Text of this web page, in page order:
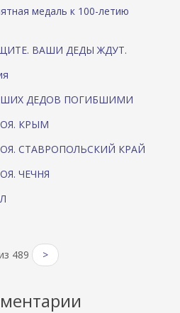
медаль к 100-летию
ВАШИ ДЕДЫ ЖДУТ.
ДЕДОВ ПОГИБШИМИ
КРЫМ
СТАВРОПОЛЬСКИЙ КРАЙ
ЧЕЧНЯ
489 >